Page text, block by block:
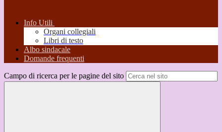
Info Utili
Organi collegiali
Libri di testo
Albo sindacale
Domande frequenti
Campo di ricerca per le pagine del sito